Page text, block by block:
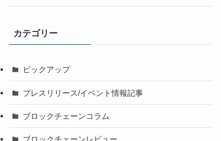
カテゴリー
ピックアップ
プレスリリース/イベント情報記事
ブロックチェーンコラム
ブロックチェーンレビュー